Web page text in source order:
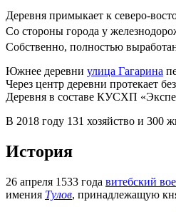
Деревня примыкает к северо-
Со стороны города у
Собственно, полностью
Южнее деревни улица Гагарина
Через центр деревни протекает
Деревня в составе КУСХП
В 2018 году 131 хозяйство и 300
История
26 апреля 1533 года витебский
имения Тулов, принадлежащую